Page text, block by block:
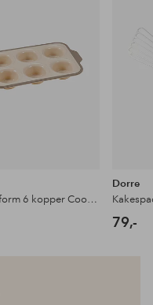
Muffinsform 6 kopper Cookie
Dorre
79,-